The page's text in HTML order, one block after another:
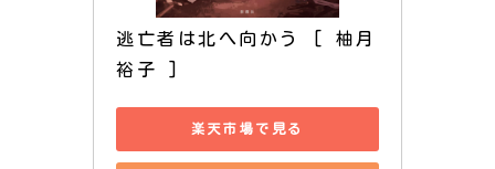
逃亡者は北へ向かう [ 柚月
裕子 ]
楽天市場で見る